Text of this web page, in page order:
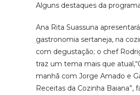
Alguns destaques da
Ana Rita Suassuna
gastronomia sertaneja, na
com degustação; o chef
traz um tema mais que
manhã com Jorge Amado e
Receitas da Cozinha Baiana”,